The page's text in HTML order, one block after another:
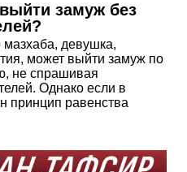
замуж без
девушка,
может выйти замуж по
не спрашивая
Однако если в
принцип равенства